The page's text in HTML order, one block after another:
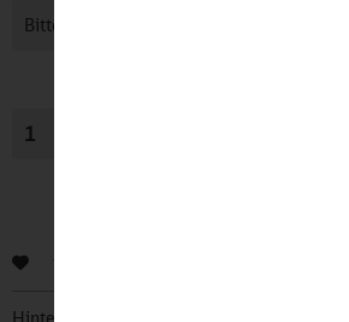
Hinterlegen Sie Ihre Email Adresse und